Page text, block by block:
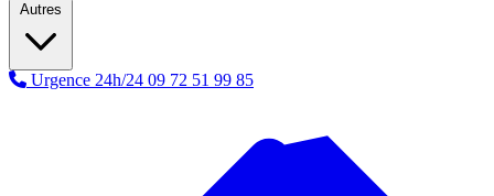
Autres
Urgence 24h/24 09 72 51 99 85